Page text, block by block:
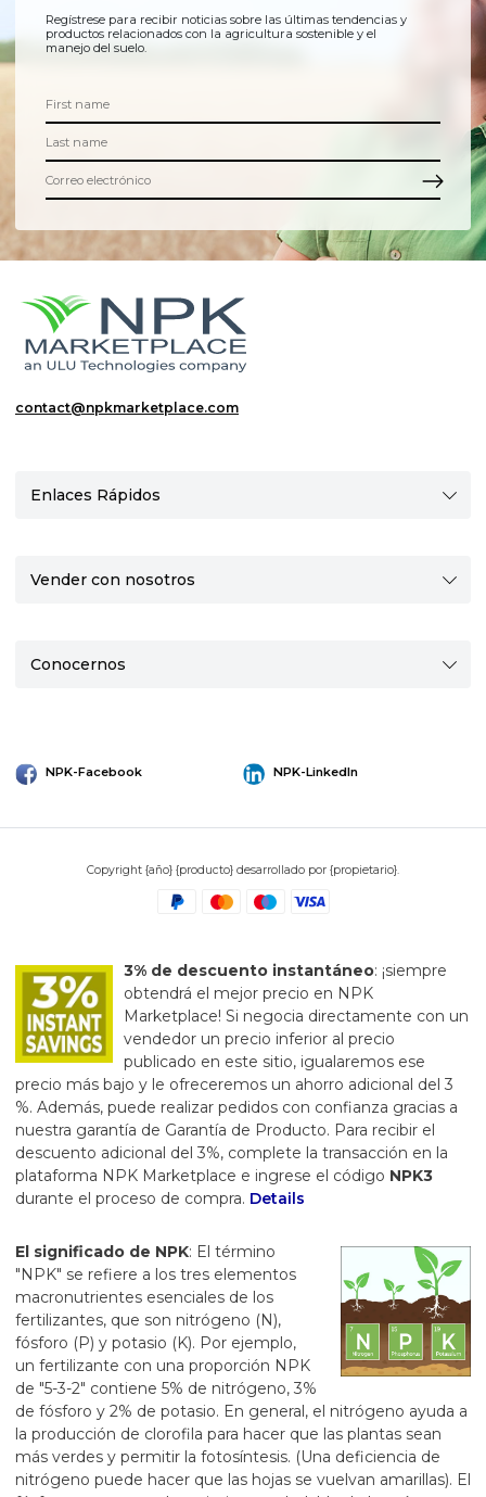
Regístrese para recibir noticias sobre las últimas tendencias y
productos relacionados con la agricultura sostenible y el
manejo del suelo.
contact@npkmarketplace.com
Enlaces Rápidos
Vender con nosotros
Conocernos
NPK-Facebook NPK-LinkedIn
Copyright {año} {producto} desarrollado por {propietario}.
3% de descuento instantáneo: ¡siempre
obtendrá el mejor precio en NPK
Marketplace! Si negocia directamente con un
vendedor un precio inferior al precio
publicado en este sitio, igualaremos ese
precio más bajo y le ofreceremos un ahorro adicional del 3
%. Además, puede realizar pedidos con confianza gracias a
nuestra garantía de Garantía de Producto. Para recibir el
descuento adicional del 3%, complete la transacción en la
plataforma NPK Marketplace e ingrese el código NPK3
durante el proceso de compra. Details
El significado de NPK: El término
"NPK" se refiere a los tres elementos
macronutrientes esenciales de los
fertilizantes, que son nitrógeno (N),
fósforo (P) y potasio (K). Por ejemplo,
un fertilizante con una proporción NPK
de "5-3-2" contiene 5% de nitrógeno, 3%
de fósforo y 2% de potasio. En general, el nitrógeno ayuda a
la producción de clorofila para hacer que las plantas sean
más verdes y permitir la fotosíntesis. (Una deficiencia de
nitrógeno puede hacer que las hojas se vuelvan amarillas). El